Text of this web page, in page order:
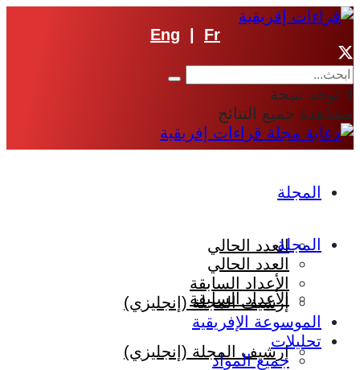
Eng Fr
لا توجد نتيجة
مشاهدة جميع النتائج
المجلة
العدد الحالي
الأعداد السابقة
إرشيف المجلة (إنجليزي)
المجلة
العدد الحالي
الأعداد السابقة
إرشيف المجلة (إنجليزي)
الموسوعة الإفريقية
تحليلات
جميع المواد